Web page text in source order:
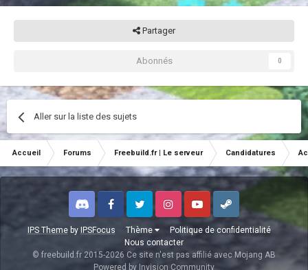
Partager
Abonnés 0
Aller sur la liste des sujets
Accueil Forums Freebuild.fr | Le serveur Candidatures
IPS Themeby IPSFocus Thème
Politique de confidentialité
Nous contacter
Discord FacebookTwitter InstagramYoutubeSteam
© freebuild.fr 2015-2026 Ce site n'est pas affilié avec Mojang AB
Powered by Invision Community